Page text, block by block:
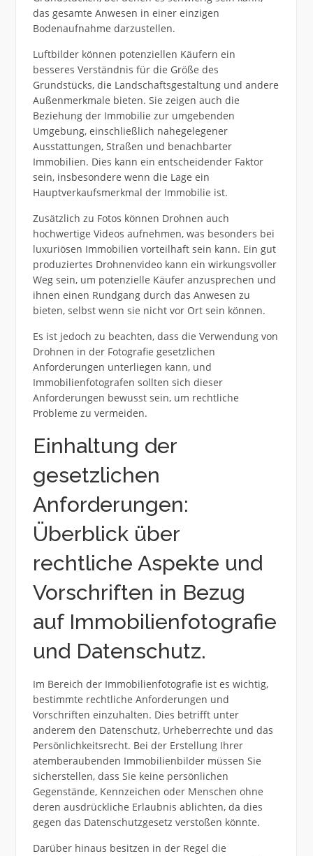
das gesamte Anwesen in einer einzigen
Bodenaufnahme darzustellen.
Luftbilder können potenziellen Käufern ein
besseres Verständnis für die Größe des
Grundstücks, die Landschaftsgestaltung und andere
Außenmerkmale bieten. Sie zeigen auch die
Beziehung der Immobilie zur umgebenden
Umgebung, einschließlich nahegelegener
Ausstattungen, Straßen und benachbarter
Immobilien. Dies kann ein entscheidender Faktor
sein, insbesondere wenn die Lage ein
Hauptverkaufsmerkmal der Immobilie ist.
Zusätzlich zu Fotos können Drohnen auch
hochwertige Videos aufnehmen, was besonders bei
luxuriösen Immobilien vorteilhaft sein kann. Ein gut
produziertes Drohnenvideo kann ein wirkungsvoller
Weg sein, um potenzielle Käufer anzusprechen und
ihnen einen Rundgang durch das Anwesen zu
bieten, selbst wenn sie nicht vor Ort sein können.
Es ist jedoch zu beachten, dass die Verwendung von
Drohnen in der Fotografie gesetzlichen
Anforderungen unterliegen kann, und
Immobilienfotografen sollten sich dieser
Anforderungen bewusst sein, um rechtliche
Probleme zu vermeiden.
Einhaltung der
gesetzlichen
Anforderungen:
Überblick über
rechtliche Aspekte und
Vorschriften in Bezug
auf Immobilienfotografie
und Datenschutz.
Im Bereich der Immobilienfotografie ist es wichtig,
bestimmte rechtliche Anforderungen und
Vorschriften einzuhalten. Dies betrifft unter
anderem den Datenschutz, Urheberrechte und das
Persönlichkeitsrecht. Bei der Erstellung Ihrer
atemberaubenden Immobilienbilder müssen Sie
sicherstellen, dass Sie keine persönlichen
Gegenstände, Kennzeichen oder Menschen ohne
deren ausdrückliche Erlaubnis ablichten, da dies
gegen das Datenschutzgesetz verstoßen könnte.
Darüber hinaus besitzen in der Regel die